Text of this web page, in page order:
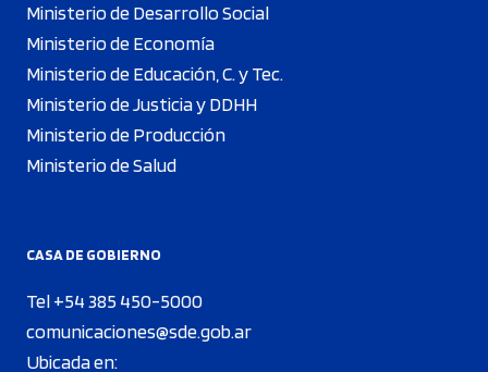
Ministerio de Desarrollo Social
Ministerio de Economía
Ministerio de Educación, C. y Tec.
Ministerio de Justicia y DDHH
Ministerio de Producción
Ministerio de Salud
CASA DE GOBIERNO
Tel +54 385 450-5000
comunicaciones@sde.gob.ar
Ubicada en: